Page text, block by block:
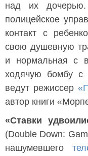
над их
полицейское
контакт с
свою душевную
и нормальная с
ходячую бомбу с
ведут режиссер
автор книги
«Ставки
(Double Down:
нашумевшего